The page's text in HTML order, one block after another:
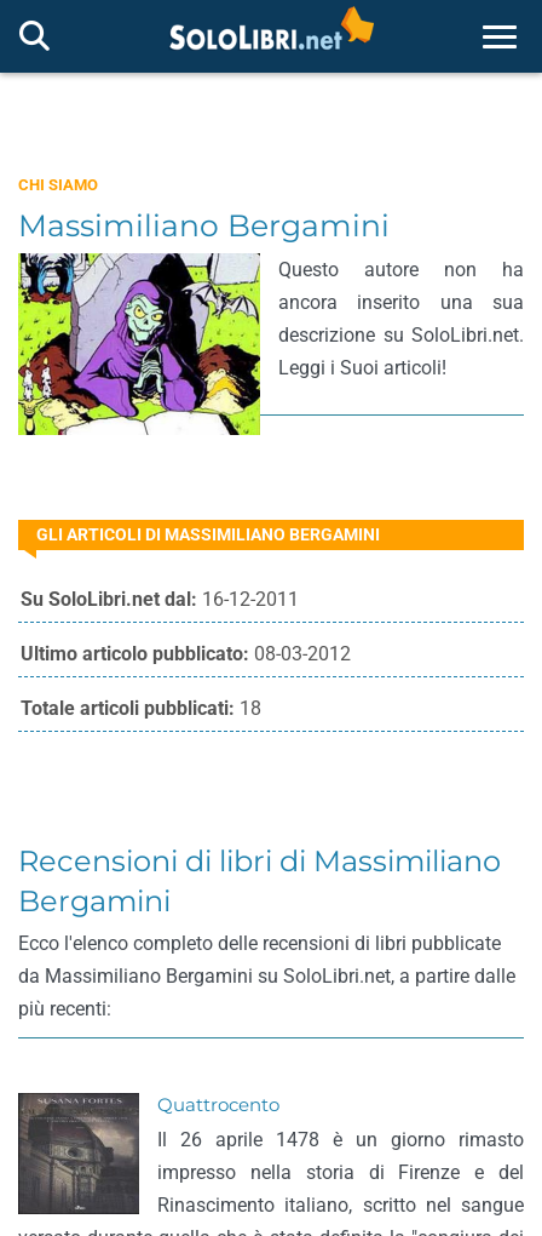
CHI SIAMO
Massimiliano Bergamini
Questo autore non ha
ancora inserito una sua
descrizione su SoloLibri.net.
Leggi i Suoi articoli!
GLI ARTICOLI DI MASSIMILIANO BERGAMINI
Su SoloLibri.net dal: 16-12-2011
Ultimo articolo pubblicato: 08-03-2012
Totale articoli pubblicati: 18
Recensioni di libri di Massimiliano
Bergamini
Ecco l'elenco completo delle recensioni di libri pubblicate
da Massimiliano Bergamini su SoloLibri.net, a partire dalle
più recenti:
Quattrocento
Il 26 aprile 1478 è un giorno rimasto
impresso nella storia di Firenze e del
Rinascimento italiano, scritto nel sangue